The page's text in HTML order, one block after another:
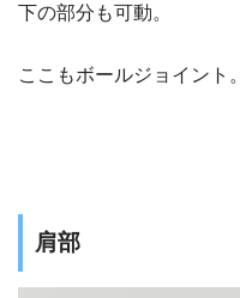
下の部分も可動。
ここもボールジョイント。
肩部